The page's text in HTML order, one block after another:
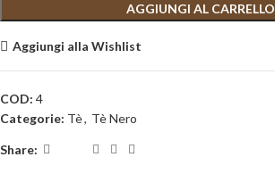
AGGIUNGI AL CARRELLO
Aggiungi alla Wishlist
COD: 4
Categorie: Tè, Tè Nero
Share: